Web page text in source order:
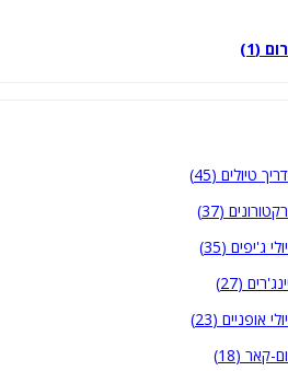
(
1
)
טיולים (
45
)
(
37
)
ג'יפים (
35
)
(
27
)
אופניים (
23
)
קאר (
18
)